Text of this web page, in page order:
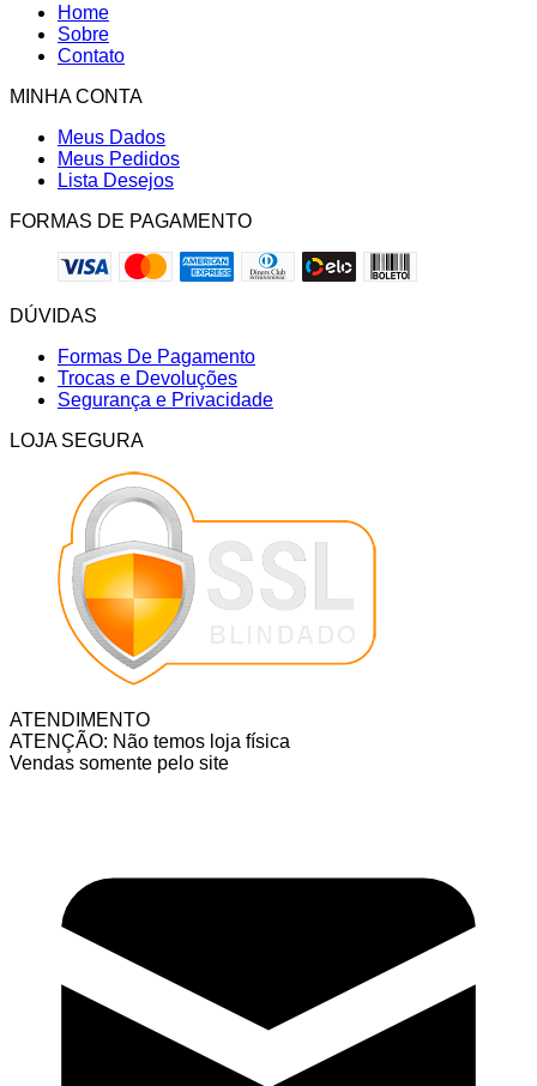
Home
Sobre
Contato
MINHA CONTA
Meus Dados
Meus Pedidos
Lista Desejos
FORMAS DE PAGAMENTO
DÚVIDAS
Formas De Pagamento
Trocas e Devoluções
Segurança e Privacidade
LOJA SEGURA
ATENDIMENTO
ATENÇÃO: Não temos loja física
Vendas somente pelo site